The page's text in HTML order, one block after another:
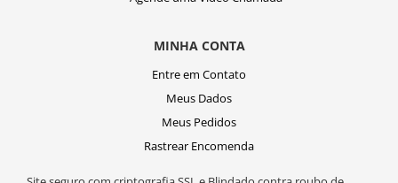
MINHA CONTA
Entre em Contato
Meus Dados
Meus Pedidos
Rastrear Encomenda